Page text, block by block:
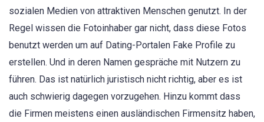
sozialen Medien von attraktiven Menschen genutzt. In der
Regel wissen die Fotoinhaber gar nicht, dass diese Fotos
benutzt werden um auf Dating-Portalen Fake Profile zu
erstellen. Und in deren Namen gespräche mit Nutzern zu
führen. Das ist natürlich juristisch nicht richtig, aber es ist
auch schwierig dagegen vorzugehen. Hinzu kommt dass
die Firmen meistens einen ausländischen Firmensitz haben,